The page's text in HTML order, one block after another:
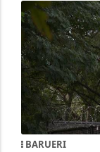
BARUERI